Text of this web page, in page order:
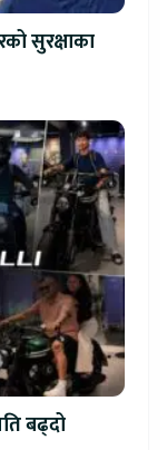
सुरक्षाका
बढ्दो